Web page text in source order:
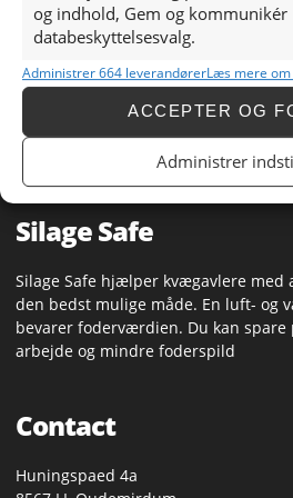
og indhold, Gem og kommunikér
databeskyttelsesvalg.
Administrer 664 leverandørerLæs mere
ACCEPTER OG
Administrer
en lage opbrengsten. We zullen
hoe de maisoogst zal verlopen.
komende weken: gaat het
Silage Safe
Silage Safe hjælper kvægavlere med
den bedst mulige måde. En luft- og
bevarer foderværdien. Du kan
arbejde og mindre foderspild
Contact
Huningspaed 4a